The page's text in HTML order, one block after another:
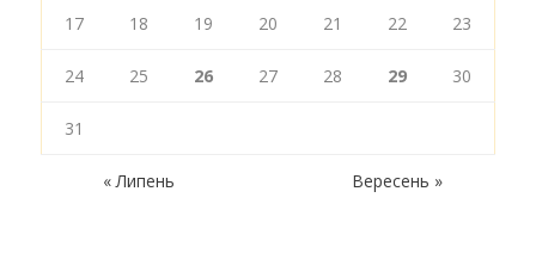
17 18 19 20 21 22 23
24 25 26 27 28 29 30
31
« Липень Вересень »